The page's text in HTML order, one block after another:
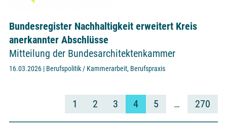
Bundesregister Nachhaltigkeit erweitert Kreis
anerkannter Abschlüsse
Mitteilung der Bundesarchitektenkammer
16.03.2026 | Berufspolitik / Kammerarbeit, Berufspraxis
1 2 3 4 5 … 270